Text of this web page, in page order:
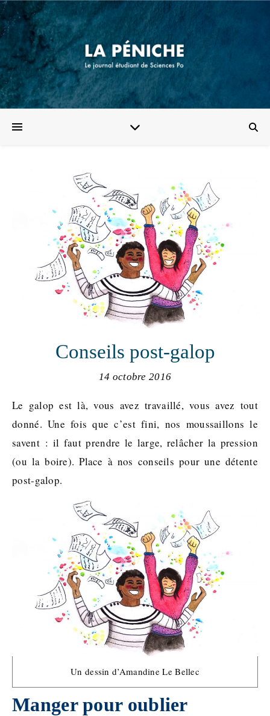
Conseils post-galop
14 octobre 2016
Le galop est là, vous avez travaillé, vous avez tout
donné. Une fois que c’est fini, nos moussaillons le
savent : il faut prendre le large, relâcher la pression
(ou la boire). Place à nos conseils pour une détente
post-galop.
Un dessin d’Amandine Le Bellec
Manger pour oublier